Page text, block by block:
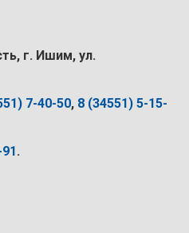
г. Ишим, ул.
7-40-50, 8 (34551) 5-15-
.